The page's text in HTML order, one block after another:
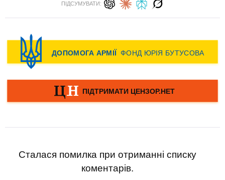
ПІДСУМУВАТИ:
Сталася помилка при отриманні списку
коментарів.